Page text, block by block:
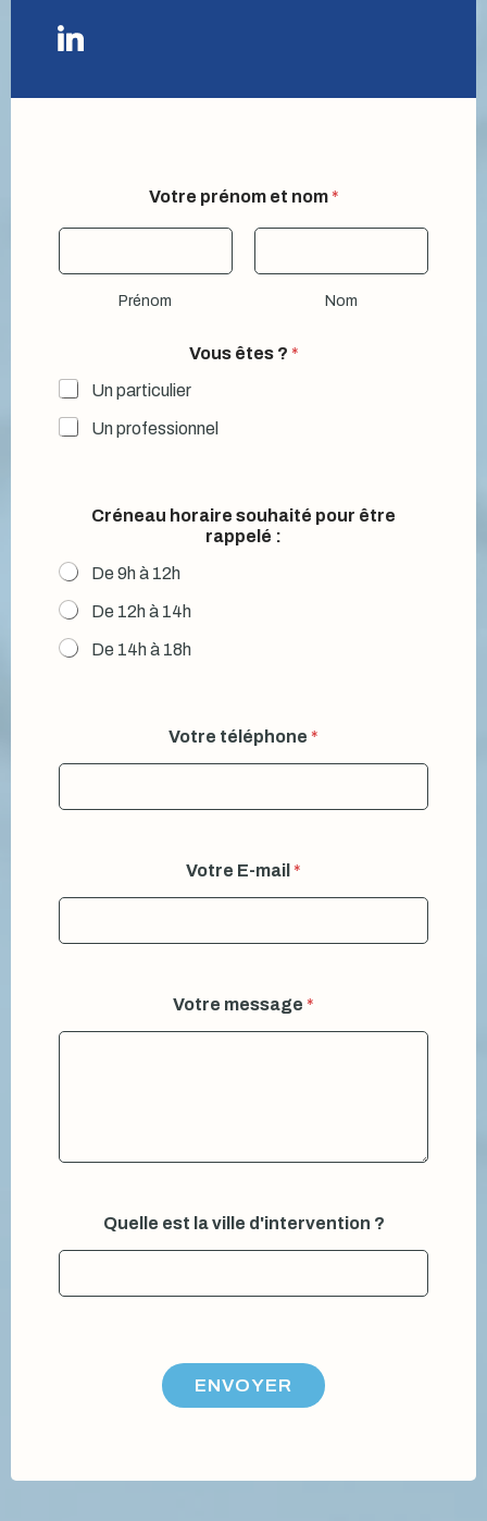
Votre prénom et nom *
Prénom Nom
o
r
e
Vous êtes ? *
Un particulier
Un professionnel
Créneau horaire souhaité pour être
rappelé :
De 9h à 12h
De 12h à 14h
De 14h à 18h
Votre téléphone *
Votre E-mail *
Votre message *
Quelle est la ville d'intervention ?
ENVOYER